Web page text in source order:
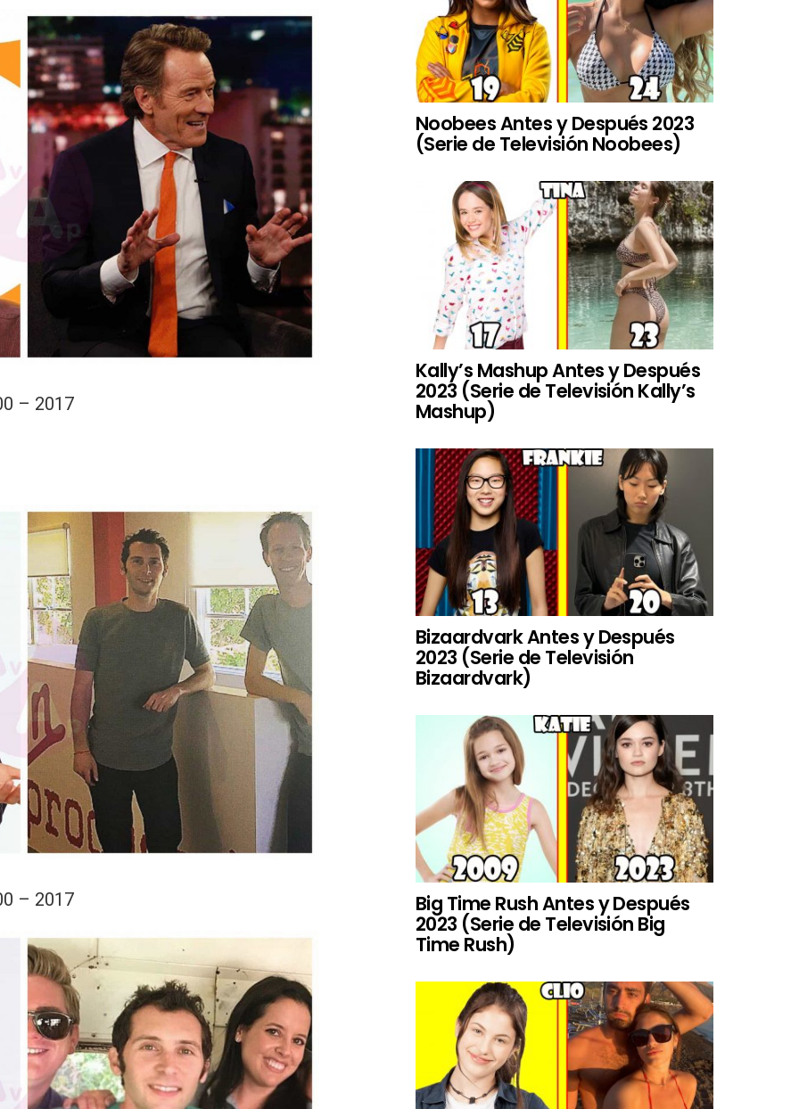
– 2017
– 2017
Noobees Antes y Después 2023
(Serie de Televisión Noobees)
Kally’s Mashup Antes y Después
2023 (Serie de Televisión Kally’s
Mashup)
Bizaardvark Antes y Después
2023 (Serie de Televisión
Bizaardvark)
Big Time Rush Antes y Después
2023 (Serie de Televisión Big
Time Rush)